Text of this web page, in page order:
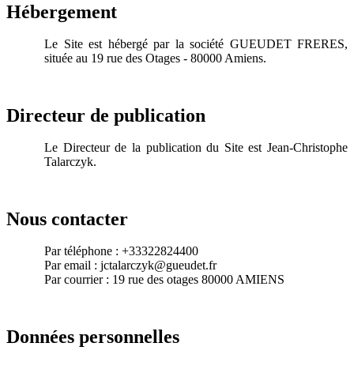
Hébergement
Le Site est hébergé par la société GUEUDET FRERES,
située au 19 rue des Otages - 80000 Amiens.
Directeur de publication
Le Directeur de la publication du Site est Jean-Christophe
Talarczyk.
Nous contacter
Par téléphone : +33322824400
Par email : jctalarczyk@gueudet.fr
Par courrier : 19 rue des otages 80000 AMIENS
Données personnelles